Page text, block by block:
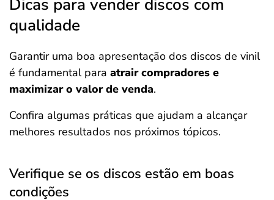
Dicas para vender discos com
qualidade
Garantir uma boa apresentação dos discos de vinil
é fundamental para atrair compradores e
maximizar o valor de venda.
Confira algumas práticas que ajudam a alcançar
melhores resultados nos próximos tópicos.
Verifique se os discos estão em boas
condições